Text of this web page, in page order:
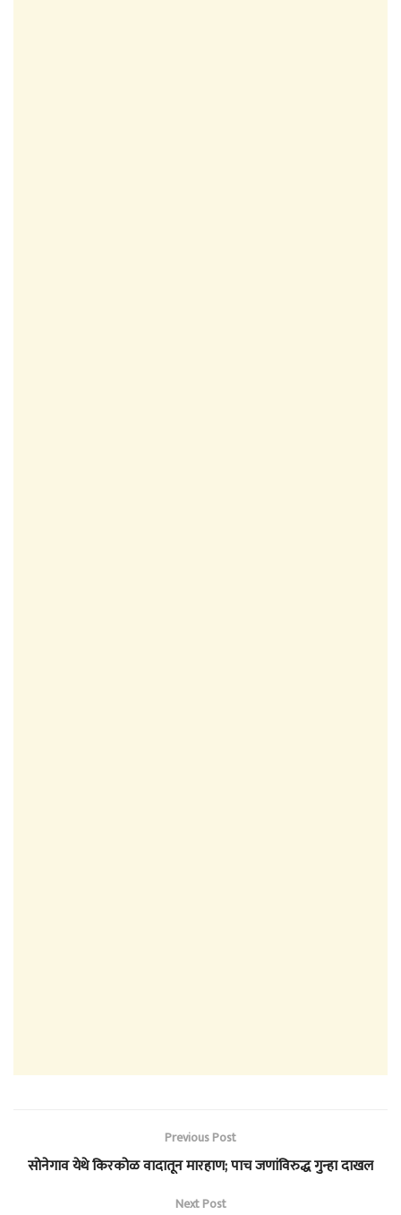
Previous Post
सोनेगाव येथे किरकोळ वादातून मारहाण; पाच जणांविरुद्ध गुन्हा दाखल
Next Post